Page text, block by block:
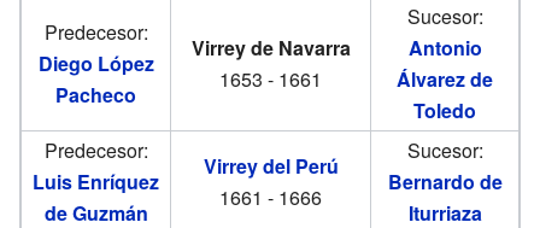
Predecesor:
Diego López
Pacheco
Virrey de Navarra
1653 - 1661
Sucesor:
Antonio
Álvarez de
Toledo
Predecesor:
Luis Enríquez
de Guzmán
Virrey del Perú
1661 - 1666
Sucesor:
Bernardo de
Iturriaza